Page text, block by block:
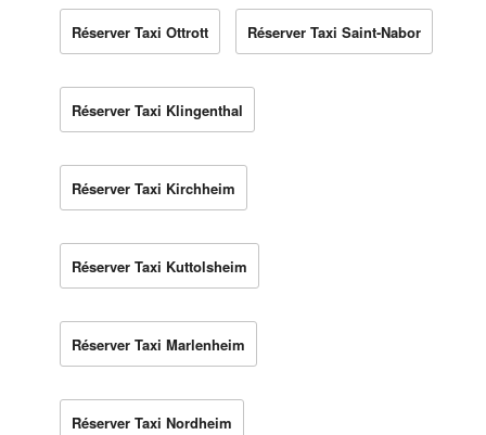
Réserver Taxi Ottrott Réserver Taxi Saint-Nabor
Réserver Taxi Klingenthal
Réserver Taxi Kirchheim
Réserver Taxi Kuttolsheim
Réserver Taxi Marlenheim
Réserver Taxi Nordheim